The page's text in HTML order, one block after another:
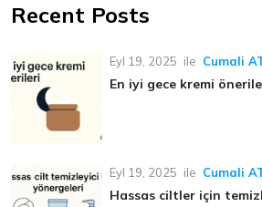
Recent Posts
Eyl 19, 2025 ile Cumali
En iyi gece kremi
Eyl 19, 2025 ile Cumali
Hassas ciltler için